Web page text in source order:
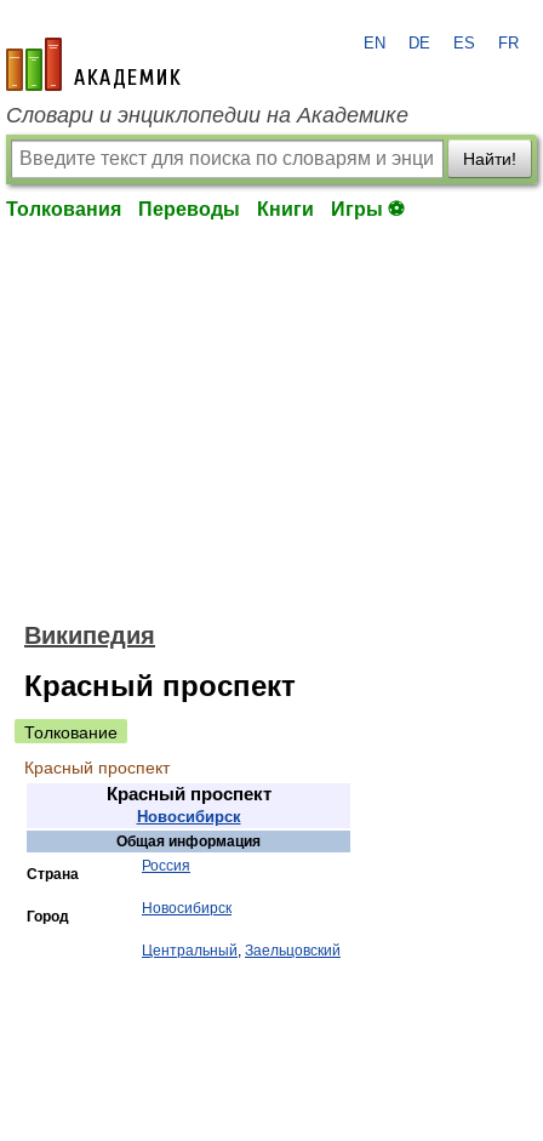
academic.ru
EN DE ES FR
Словари и энциклопедии на Академике
Найти!
Толкования Переводы Книги Игры ⚽
Википедия
Красный проспект
Толкование
Красный проспект
Красный проспект
Новосибирск
Общая информация
Страна
Россия
Город Новосибирск
Центральный, Заельцовский